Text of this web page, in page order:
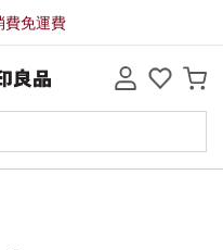
費免運費